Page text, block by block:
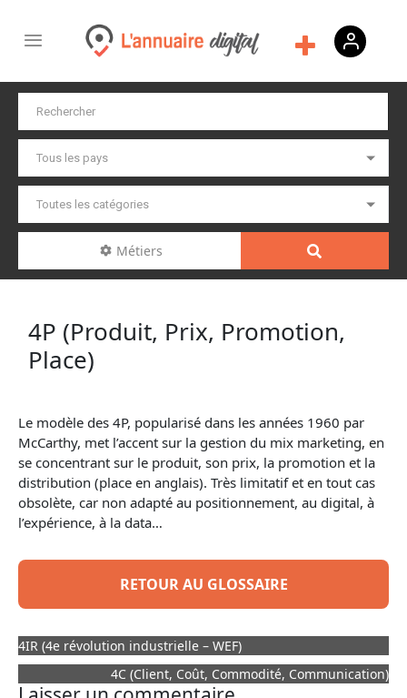
Métiers
4P (Produit, Prix, Promotion,
Place)
Le modèle des 4P, popularisé dans les années 1960 par
McCarthy, met l’accent sur la gestion du mix marketing, en
se concentrant sur le produit, son prix, la promotion et la
distribution (place en anglais). Très limitatif et en tout cas
obsolète, car non adapté au positionnement, au digital, à
l’expérience, à la data…
RETOUR AU GLOSSAIRE
4IR (4e révolution industrielle – WEF)
4C (Client, Coût, Commodité, Communication)